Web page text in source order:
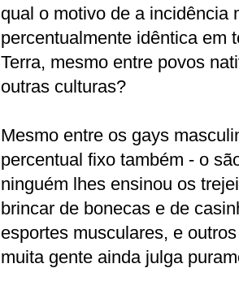
qual o motivo de a incidência
percentualmente idêntica em
Terra, mesmo entre povos
outras culturas?
Mesmo entre os gays
percentual fixo também - o
ninguém lhes ensinou os
brincar de bonecas e de
esportes musculares, e
muita gente ainda julga